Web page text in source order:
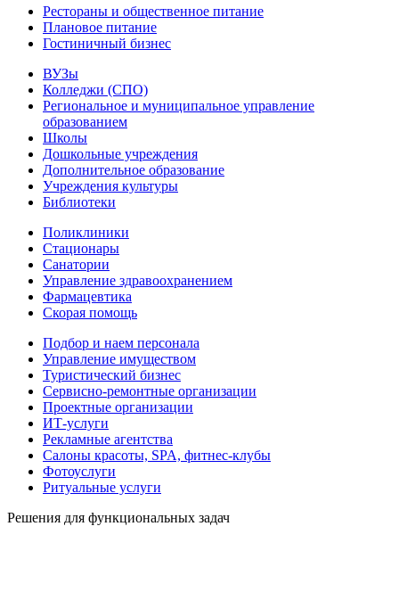
Рестораны и общественное питание
Плановое питание
Гостиничный бизнес
ВУЗы
Колледжи (СПО)
Региональное и муниципальное управление
образованием
Школы
Дошкольные учреждения
Дополнительное образование
Учреждения культуры
Библиотеки
Поликлиники
Стационары
Санатории
Управление здравоохранением
Фармацевтика
Скорая помощь
Подбор и наем персонала
Управление имуществом
Туристический бизнес
Сервисно-ремонтные организации
Проектные организации
ИТ-услуги
Рекламные агентства
Салоны красоты, SPA, фитнес-клубы
Фотоуслуги
Ритуальные услуги
Решения для функциональных задач